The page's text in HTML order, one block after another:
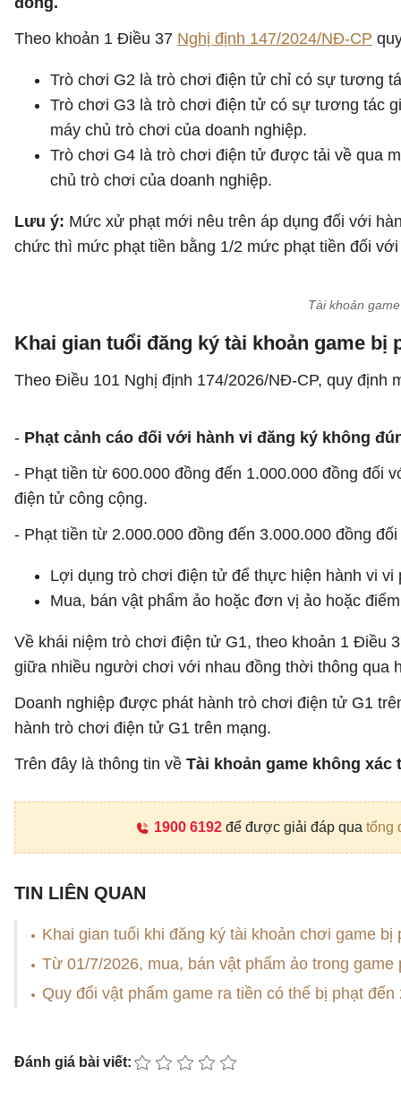
Theo khoản 1 Điều 37 Nghị định 147/2024/NĐ-CP
Trò chơi G2 là trò chơi điện tử chỉ có sự tương
Trò chơi G3 là trò chơi điện tử có sự tương tác
máy chủ trò chơi của doanh nghiệp.
Trò chơi G4 là trò chơi điện tử được tải về qua
chủ trò chơi của doanh nghiệp.
Lưu ý: Mức xử phạt mới nêu trên áp dụng đối với
chức thì mức phạt tiền bằng 1/2 mức phạt tiền đối
Tài khoản
Khai gian tuổi đăng ký tài khoản game bị
Theo Điều 101 Nghị định 174/2026/NĐ-CP, quy
- Phạt cảnh cáo đối với hành vi đăng ký không
- Phạt tiền từ 600.000 đồng đến 1.000.000 đồng đối
điện tử công cộng.
- Phạt tiền từ 2.000.000 đồng đến 3.000.000 đồng
Lợi dụng trò chơi điện tử để thực hiện hành vi
Mua, bán vật phẩm ảo hoặc đơn vị ảo hoặc
​Về khái niệm trò chơi điện tử G1, theo khoản 1 Điều
giữa nhiều người chơi với nhau đồng thời thông qua
Doanh nghiệp được phát hành trò chơi điện tử G1
hành trò chơi điện tử G1 trên mạng.
Trên đây là thông tin về Tài khoản game không
1900 6192để được giải đáp qua tổng
TIN LIÊN QUAN
Khai gian tuổi khi đăng ký tài khoản chơi game
Từ 01/7/2026, mua, bán vật phẩm ảo trong game
Quy đổi vật phẩm game ra tiền có thể bị phạt
Đánh giá bài viết: